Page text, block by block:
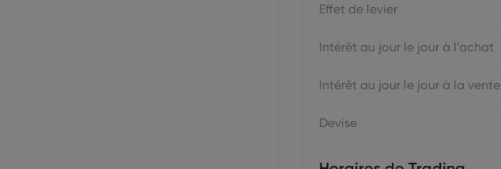
Effet de levier
Intérêt au jour le jour à l’achat
Intérêt au jour le jour à la vente
Devise